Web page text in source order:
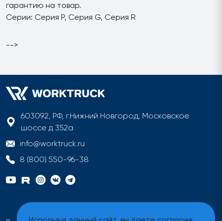
гарантию на товар.
Серии: Серия P, Серия G, Серия R
-->
603092, РФ, г.Нижний Новгород, Московское
шоссе д 352а
info@worktruck.ru
8 (800) 550-96-38